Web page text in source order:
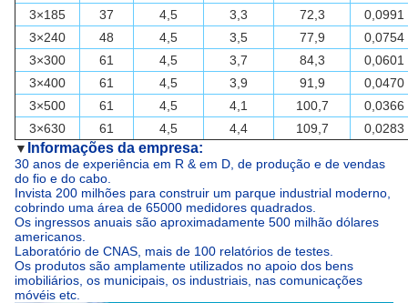
3×185
37 4,5 3,3 72,3
0,0991
3×240
48 4,5 3,5 77,9
0,0754
3×300
61 4,5 3,7 84,3
0,0601
3×400
61 4,5 3,9 91,9
0,0470
3×500
61 4,5 4,1 100,7
0,0366
3×630
61 4,5 4,4 109,7
0,0283
▼ Informações da empresa:
30 anos de experiência em R & em D, de produção e de vendas
do fio e do cabo.
Invista 200 milhões para construir um parque industrial moderno,
cobrindo uma área de 65000 medidores quadrados.
Os ingressos anuais são aproximadamente 500 milhão dólares
americanos.
Laboratório de CNAS, mais de 100 relatórios de testes.
Os produtos são amplamente utilizados no apoio dos bens
imobiliários, os municipais, os industriais, nas comunicações
móvéis etc.